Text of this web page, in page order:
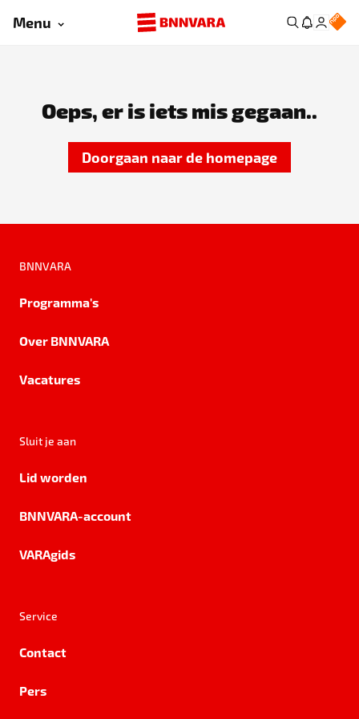
Menu
Oeps, er is iets mis gegaan..
Doorgaan naar de homepage
BNNVARA
Programma's
Over BNNVARA
Vacatures
Sluit je aan
Lid worden
BNNVARA-account
VARAgids
Service
Contact
Pers